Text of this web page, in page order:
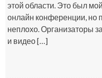
этой области. Это был
онлайн конференции, но
неплохо. Организаторы
и видео […]